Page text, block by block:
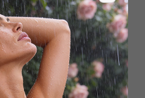
ROSCH
Пижама рубашка / брюки
14 400₽ 32 000₽